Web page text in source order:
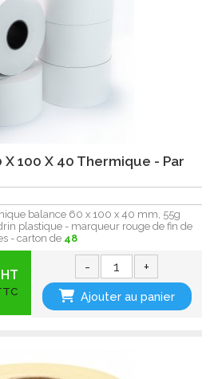
100 X 40 Thermique - Par
balance 60 x 100 x 40 mm, 55g
plastique - marqueur rouge de fin de
- carton de 48
- +
Ajouter au panier